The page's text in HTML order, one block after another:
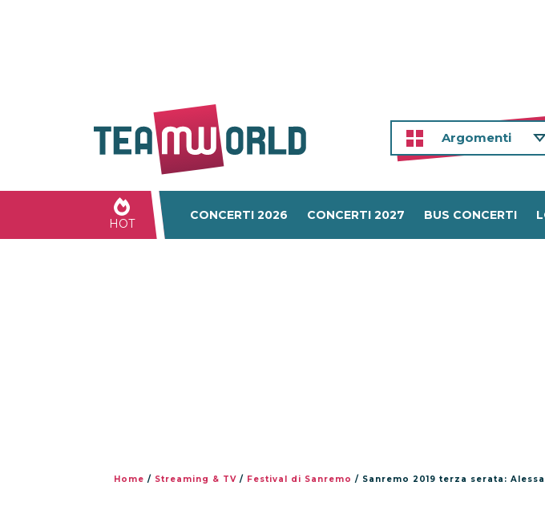
Argomenti
HOT
CONCERTI 2026 CONCERTI 2027 BUS CONCERTI
Home / Streaming & TV / Festival di Sanremo / Sanremo 2019 terza serata: Alessandra Amoroso